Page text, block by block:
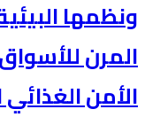
ونظمها
المرن
الأمن